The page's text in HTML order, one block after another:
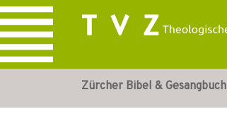
Zürcher Bibel & Gesangbuch